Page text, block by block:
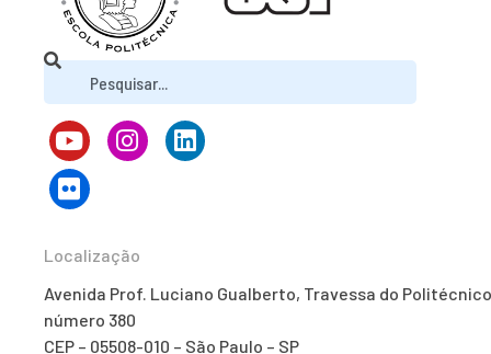
Localização
Avenida Prof. Luciano Gualberto, Travessa do
número 380
CEP – 05508-010 – São Paulo – SP